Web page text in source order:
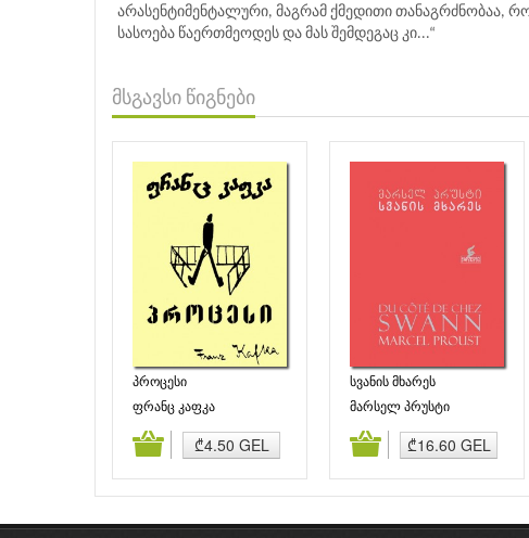
არასენტიმენტალური, მაგრამ ქმედითი თანაგრძნობაა,
სასოება წაერთმეოდეს და მას შემდეგაც კი...“
მსგავსი წიგნები
პროცესი
ფრანც კაფკა
₾4.50 GEL
სვანის მხარეს
მარსელ პრუსტი
₾16.60 GEL
კალათაში დამატება კალათაში დამატება